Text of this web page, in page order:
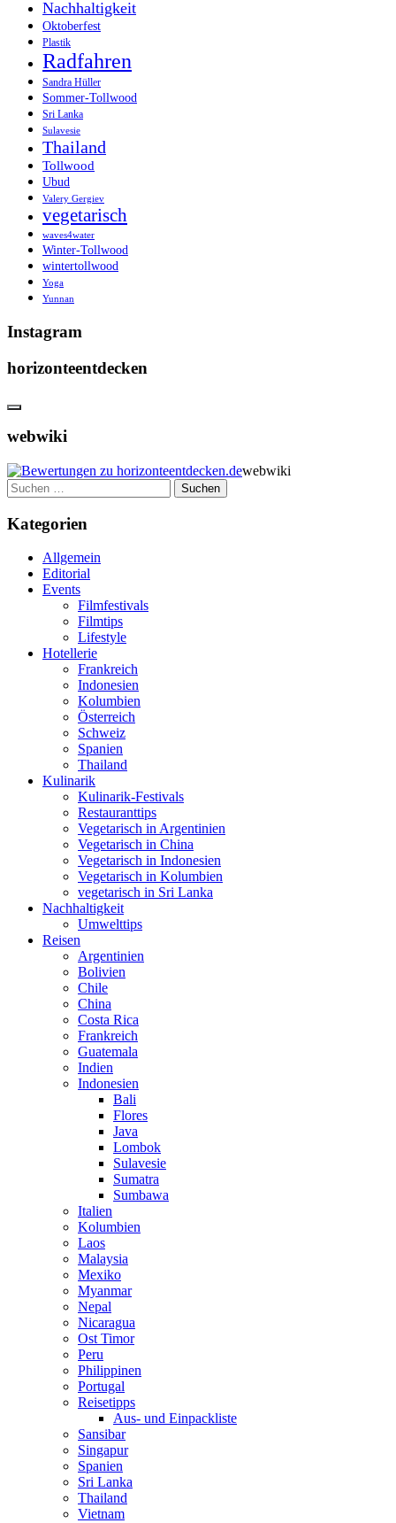
Nachhaltigkeit
Oktoberfest
Plastik
Radfahren
Sandra Hüller
Sommer-Tollwood
Sri Lanka
Sulavesie
Thailand
Tollwood
Ubud
Valery Gergiev
vegetarisch
waves4water
Winter-Tollwood
wintertollwood
Yoga
Yunnan
Instagram
horizonteentdecken
webwiki
webwiki
Suchen
nach:
Kategorien
Allgemein
Editorial
Events
Filmfestivals
Filmtips
Lifestyle
Hotellerie
Frankreich
Indonesien
Kolumbien
Österreich
Schweiz
Spanien
Thailand
Kulinarik
Kulinarik-Festivals
Restauranttips
Vegetarisch in Argentinien
Vegetarisch in China
Vegetarisch in Indonesien
Vegetarisch in Kolumbien
vegetarisch in Sri Lanka
Nachhaltigkeit
Umwelttips
Reisen
Argentinien
Bolivien
Chile
China
Costa Rica
Frankreich
Guatemala
Indien
Indonesien
Bali
Flores
Java
Lombok
Sulavesie
Sumatra
Sumbawa
Italien
Kolumbien
Laos
Malaysia
Mexiko
Myanmar
Nepal
Nicaragua
Ost Timor
Peru
Philippinen
Portugal
Reisetipps
Aus- und Einpackliste
Sansibar
Singapur
Spanien
Sri Lanka
Thailand
Vietnam